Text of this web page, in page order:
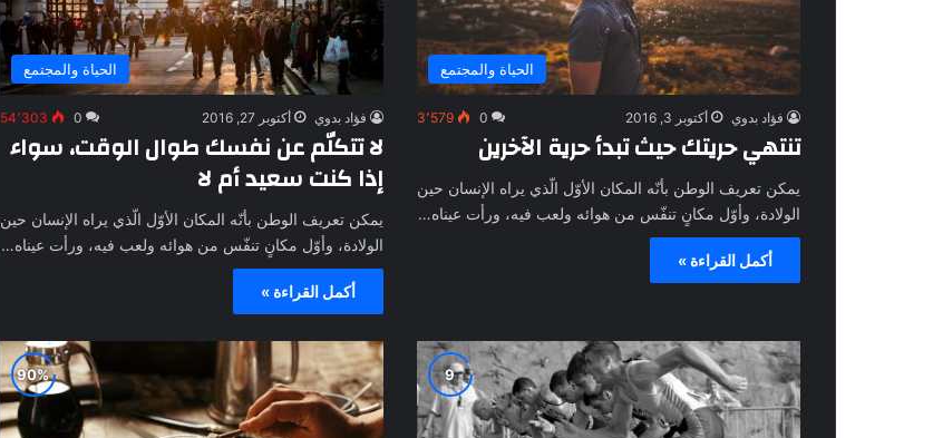
الحياة والمجتمع
فؤاد بدوي أكتوبر 3, 2016 0 3٬579
تنتهي حريتك حيث تبدأ حرية الآخرين
يمكن تعريف الوطن بأنّه المكان الأوّل الّذي يراه الإنسان حين
الولادة، وأوّل مكانٍ تنفّس من هوائه ولعب فيه، ورأت عيناه…
أكمل القراءة »
الحياة والمجتمع
فؤاد بدوي أكتوبر 27, 2016 0 54٬303
لا تتكلّم عن نفسك طوال الوقت، سواء
إذا كنت سعيد أم لا
يمكن تعريف الوطن بأنّه المكان الأوّل الّذي يراه الإنسان حين
الولادة، وأوّل مكانٍ تنفّس من هوائه ولعب فيه، ورأت عيناه…
أكمل القراءة »